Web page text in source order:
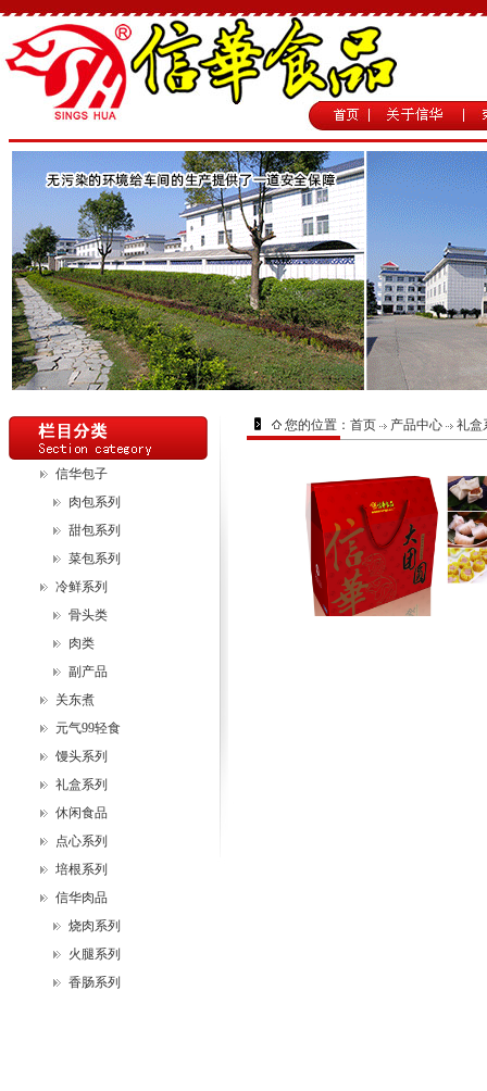
信华包子
肉包系列
甜包系列
菜包系列
冷鲜系列
骨头类
肉类
副产品
关东煮
元气99轻食
馒头系列
礼盒系列
休闲食品
点心系列
培根系列
信华肉品
烧肉系列
火腿系列
香肠系列
您的位置： 首页 产品中心 礼盒